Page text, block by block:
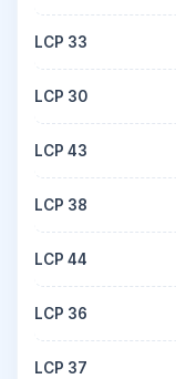
LCP 33
LCP 30
LCP 43
LCP 38
LCP 44
LCP 36
LCP 37